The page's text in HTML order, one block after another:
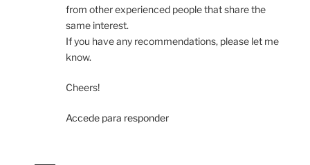
from other experienced people that share the
same interest.
If you have any recommendations, please let me
know.
Cheers!
Accede para responder